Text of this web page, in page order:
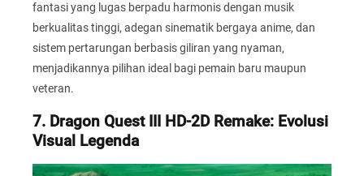
fantasi yang lugas berpadu harmonis dengan musik
berkualitas tinggi, adegan sinematik bergaya anime, dan
sistem pertarungan berbasis giliran yang nyaman,
menjadikannya pilihan ideal bagi pemain baru maupun
veteran.
7. Dragon Quest III HD-2D Remake: Evolusi
Visual Legenda